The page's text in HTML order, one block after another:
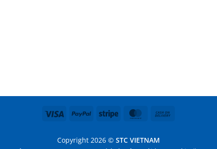
Visa PayPal Stripe MasterCard
Copyright 2026 © STC VIETNAM